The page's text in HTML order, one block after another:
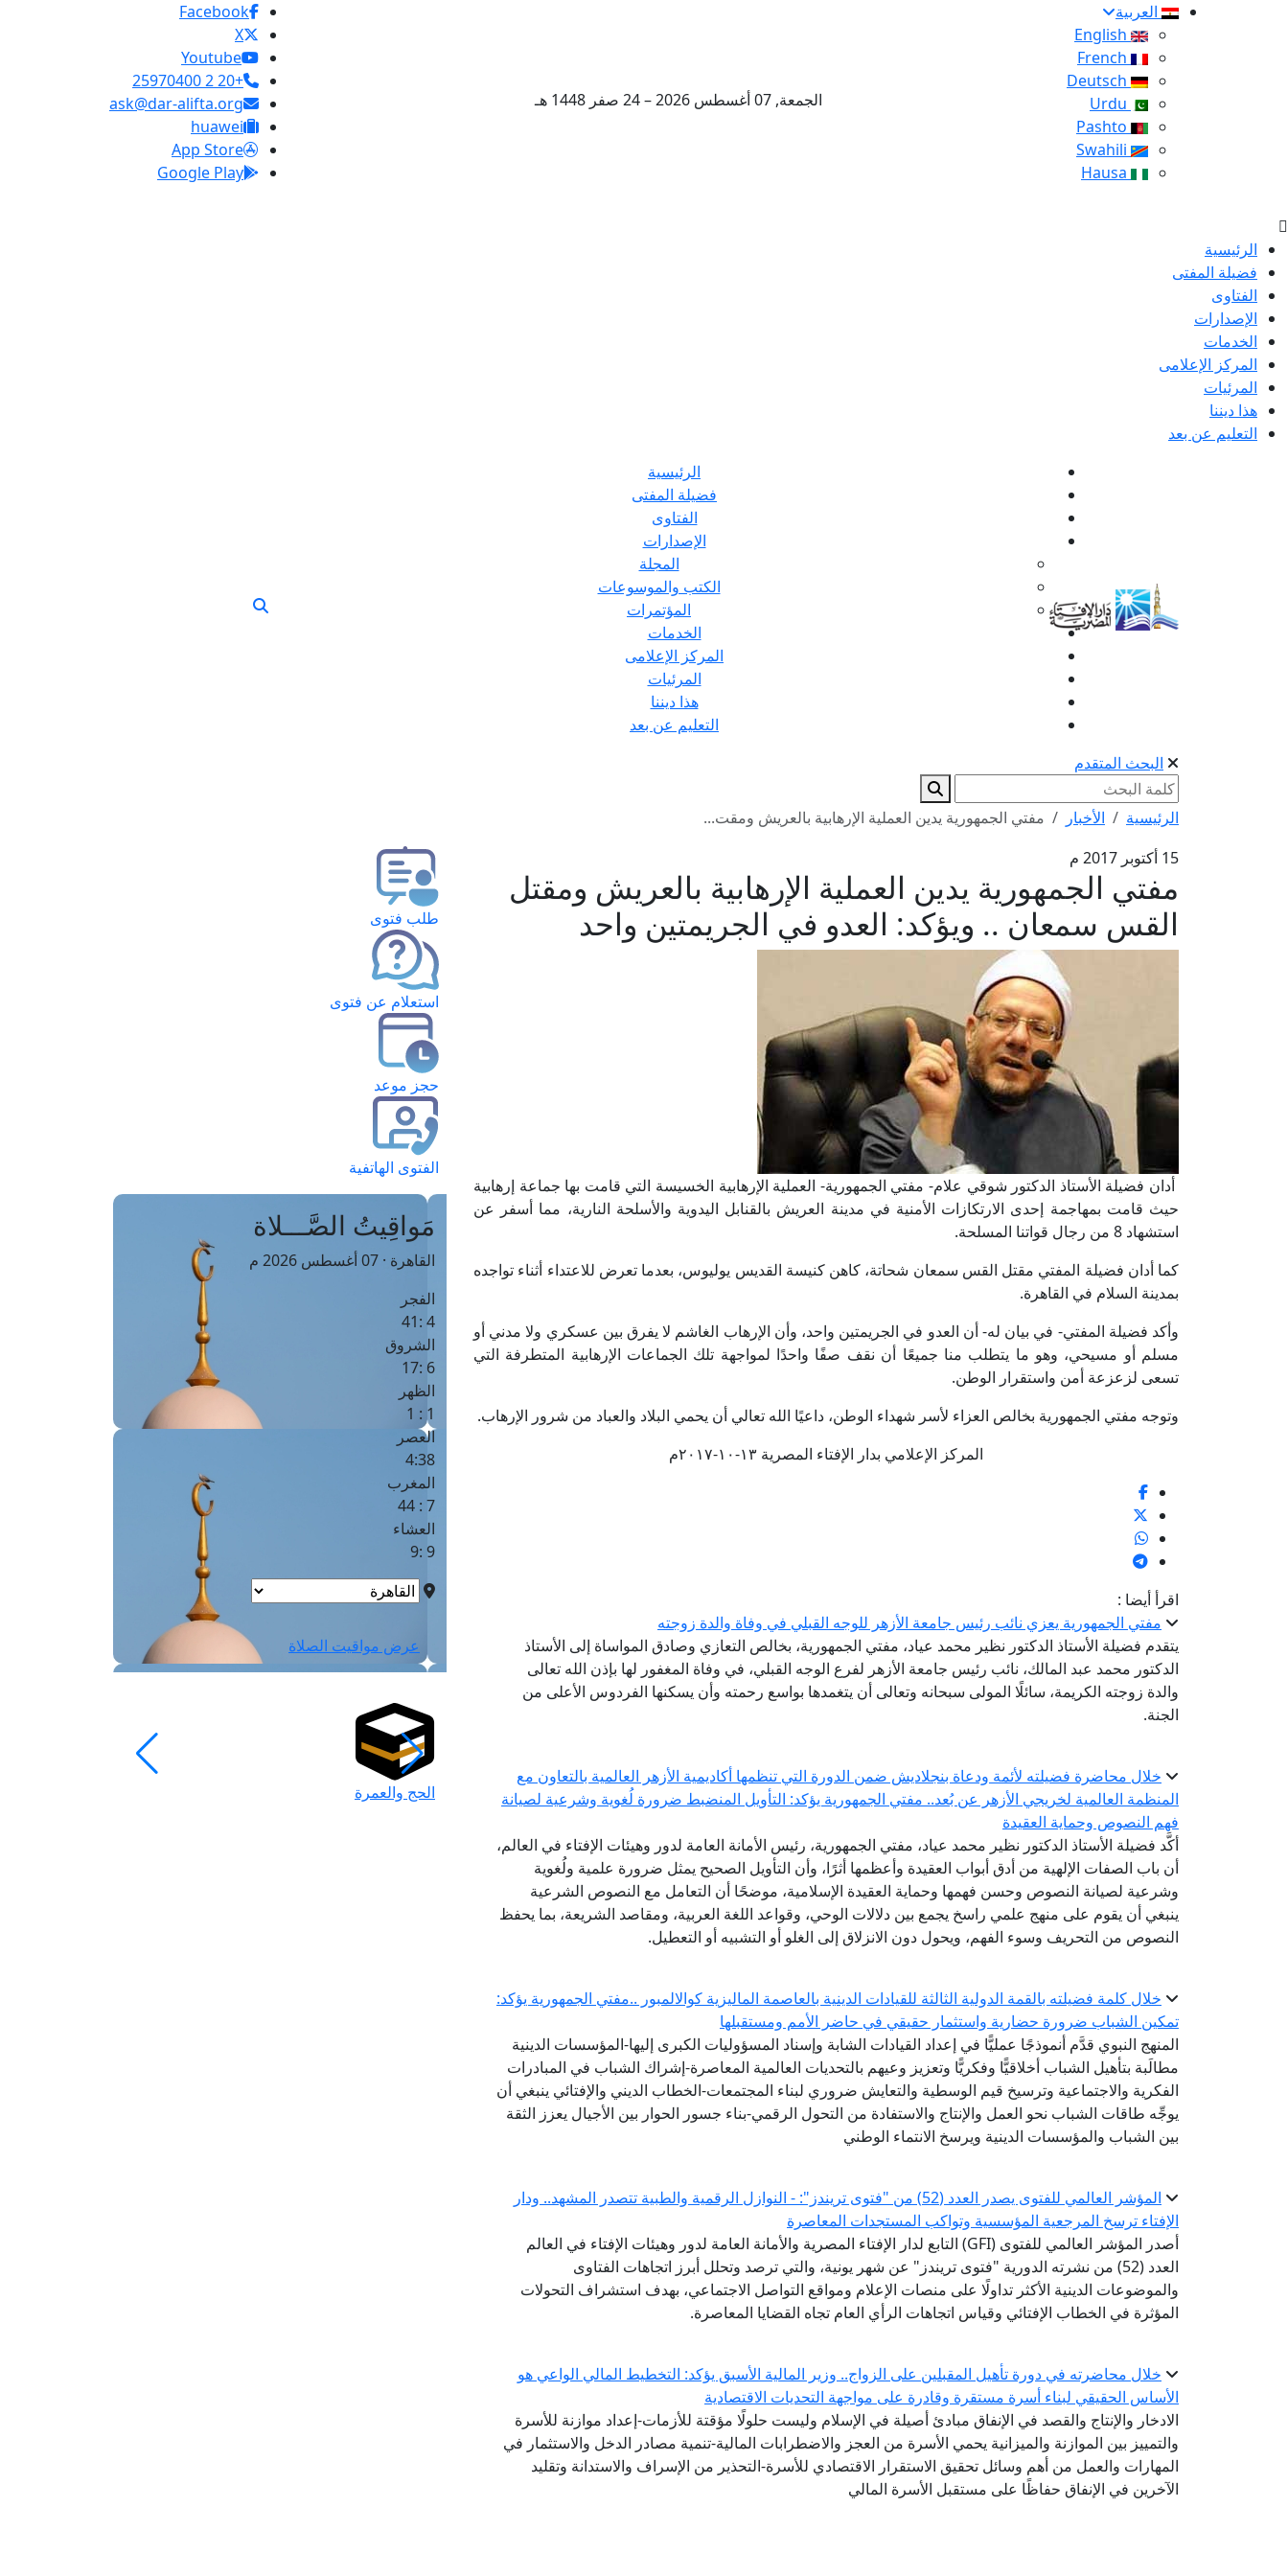
العربية
الجمعة, 07 أغسطس 2026 – 24 صفر 1448 هـ
Facebook
X
Youtube
+20 2 25970400
ask@dar-alifta.org
huawei
App Store
Google Play
الرئيسية
فضيلة المفتى
الفتاوى
الإصدارات
الخدمات
المركز الإعلامى
المرئيات
هذا ديننا
التعليم عن بعد
الرئيسية
فضيلة المفتى
الفتاوى
الإصدارات
المجلة
الكتب والموسوعات
المؤتمرات
الخدمات
المركز الإعلامى
المرئيات
هذا ديننا
التعليم عن بعد
البحث المتقدم
الرئيسية الأخبار
مفتي الجمهورية يدين العملية الإرهابية بالعريش ومقت...
15 أكتوبر 2017 م
مفتي الجمهورية يدين العملية الإرهابية بالعريش ومقتل
القس سمعان .. ويؤكد: العدو في الجريمتين واحد
أدان فضيلة الأستاذ الدكتور شوقي علام- مفتي الجمهورية- العملية الإرهابية الخسيسة التي قامت بها جماعة إرهابية
حيث قامت بمهاجمة إحدى الارتكازات الأمنية في مدينة العريش بالقنابل اليدوية والأسلحة النارية، مما أسفر عن
استشهاد 8 من رجال قواتنا المسلحة.
كما أدان فضيلة المفتي مقتل القس سمعان شحاتة، كاهن كنيسة القديس يوليوس، بعدما تعرض للاعتداء أثناء تواجده
بمدينة السلام في القاهرة.
وأكد فضيلة المفتي- في بيان له- أن العدو في الجريمتين واحد، وأن الإرهاب الغاشم لا يفرق بين عسكري ولا مدني أو
مسلم أو مسيحي، وهو ما يتطلب منا جميعًا أن نقف صفًا واحدًا لمواجهة تلك الجماعات الإرهابية المتطرفة التي
تسعى لزعزعة أمن واستقرار الوطن.
وتوجه مفتي الجمهورية بخالص العزاء لأسر شهداء الوطن، داعيًا الله تعالي أن يحمي البلاد والعباد من شرور الإرهاب.
المركز الإعلامي بدار الإفتاء المصرية ١٣-١٠-٢٠١٧م
اقرأ أيضا :
مفتي الجمهورية يعزي نائب رئيس جامعة الأزهر للوجه القبلي في وفاة والدة زوجته
يتقدم فضيلة الأستاذ الدكتور نظير محمد عياد، مفتي الجمهورية، بخالص التعازي وصادق المواساة إلى الأستاذ
الدكتور محمد عبد المالك، نائب رئيس جامعة الأزهر لفرع الوجه القبلي، في وفاة المغفور لها بإذن الله تعالى
والدة زوجته الكريمة، سائلًا المولى سبحانه وتعالى أن يتغمدها بواسع رحمته وأن يسكنها الفردوس الأعلى من
الجنة.
خلال محاضرة فضيلته لأئمة ودعاة بنجلاديش ضمن الدورة التي تنظمها أكاديمية الأزهر العالمية بالتعاون مع
المنظمة العالمية لخريجي الأزهر عن بُعد.. مفتي الجمهورية يؤكد: التأويل المنضبط ضرورة لُغوية وشرعية لصيانة
فهم النصوص وحماية العقيدة
أكَّد فضيلة الأستاذ الدكتور نظير محمد عياد، مفتي الجمهورية، رئيس الأمانة العامة لدور وهيئات الإفتاء في العالم،
أن باب الصفات الإلهية من أدق أبواب العقيدة وأعظمها أثرًا، وأن التأويل الصحيح يمثل ضرورة علمية ولُغوية
وشرعية لصيانة النصوص وحسن فهمها وحماية العقيدة الإسلامية، موضحًا أن التعامل مع النصوص الشرعية
ينبغي أن يقوم على منهج علمي راسخ يجمع بين دلالات الوحي، وقواعد اللغة العربية، ومقاصد الشريعة، بما يحفظ
النصوص من التحريف وسوء الفهم، ويحول دون الانزلاق إلى الغلو أو التشبيه أو التعطيل.
خلال كلمة فضيلته بالقمة الدولية الثالثة للقيادات الدينية بالعاصمة الماليزية كوالالمبور ..مفتي الجمهورية يؤكد:
تمكين الشباب ضرورة حضارية واستثمار حقيقي في حاضر الأمم ومستقبلها
المنهج النبوي قدَّم أنموذجًا عمليًّا في إعداد القيادات الشابة وإسناد المسؤوليات الكبرى إليها-المؤسسات الدينية
مطالَبة بتأهيل الشباب أخلاقيًّا وفكريًّا وتعزيز وعيهم بالتحديات العالمية المعاصرة-إشراك الشباب في المبادرات
الفكرية والاجتماعية وترسيخ قيم الوسطية والتعايش ضروري لبناء المجتمعات-الخطاب الديني والإفتائي ينبغي أن
يوجِّه طاقات الشباب نحو العمل والإنتاج والاستفادة من التحول الرقمي-بناء جسور الحوار بين الأجيال يعزز الثقة
بين الشباب والمؤسسات الدينية ويرسخ الانتماء الوطني
المؤشر العالمي للفتوى يصدر العدد (52) من "فتوى تريندز": - النوازل الرقمية والطبية تتصدر المشهد.. ودار
الإفتاء ترسخ المرجعية المؤسسية وتواكب المستجدات المعاصرة
أصدر المؤشر العالمي للفتوى (GFI) التابع لدار الإفتاء المصرية والأمانة العامة لدور وهيئات الإفتاء في العالم
العدد (52) من نشرته الدورية "فتوى تريندز" عن شهر يونية، والتي ترصد وتحلل أبرز اتجاهات الفتاوى
والموضوعات الدينية الأكثر تداولًا على منصات الإعلام ومواقع التواصل الاجتماعي، بهدف استشراف التحولات
المؤثرة في الخطاب الإفتائي وقياس اتجاهات الرأي العام تجاه القضايا المعاصرة.
خلال محاضرته في دورة تأهيل المقبلين على الزواج.. وزير المالية الأسبق يؤكد: التخطيط المالي الواعي هو
الأساس الحقيقي لبناء أسرة مستقرة وقادرة على مواجهة التحديات الاقتصادية
الادخار والإنتاج والقصد في الإنفاق مبادئ أصيلة في الإسلام وليست حلولًا مؤقتة للأزمات-إعداد موازنة للأسرة
والتمييز بين الموازنة والميزانية يحمي الأسرة من العجز والاضطرابات المالية-تنمية مصادر الدخل والاستثمار في
المهارات والعمل من أهم وسائل تحقيق الاستقرار الاقتصادي للأسرة-التحذير من الإسراف والاستدانة وتقليد
الآخرين في الإنفاق حفاظًا على مستقبل الأسرة المالي
طلب فتوى
استعلام عن فتوى
حجز موعد
الفتوى الهاتفية
مَواقِيتُ الصَّـــلاة
القاهرة · 07 أغسطس 2026 م
الفجر
4 :41
الشروق
6 :17
الظهر
1 : 1
العصر
4:38
المغرب
7 : 44
العشاء
9 :9
عرض مواقيت الصلاة
الحج والعمرة